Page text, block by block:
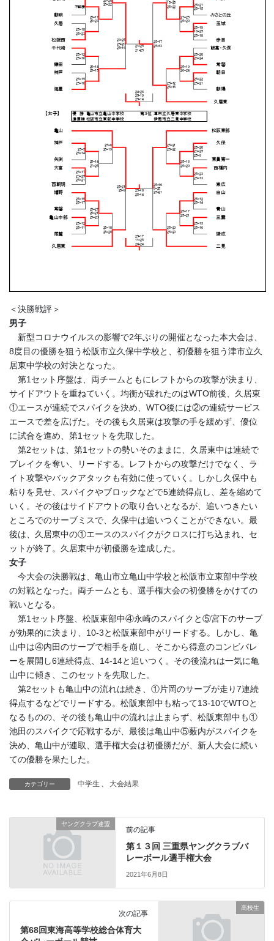
＜決勝戦評＞
男子
新型コロナウイルスの影響で2年ぶりの開催となった本大会は、
8度目の優勝を狙う松阪市立久保中学校と、初優勝を狙う津市立久
居東中学校の対決となった。
第1セット序盤は、両チームともにレフトからの攻撃が決まり、
サイドアウトを重ねていく。均衡が破れたのはWTO前後、久居東
①エースが連続でスパイクを決め、WTO後には②の連続サービス
エースで差を広げた。その後も久居東は攻撃の手を緩めず、優位
に試合を進め、第1セットを先取した。
第2セットは、第1セットの勢いそのままに、久居東中は連続で
ブレイクを奪い、リードする。レフトからの攻撃だけでなく、ラ
イト攻撃やバックアタックも有効に使っていく。しかし久保中も
粘りを見せ、スパイクやブロックなどで5連続得点し、差を縮めて
いく。その後はサイドアウトの取り合いとなるが、追いつきたい
ところでのサーブミスで、久保中は追いつくことができない。最
後は、久居東中の①エースのスパイクがクロスに打ち込まれ、セ
ットが終了。久居東中が初優勝を達成した。
女子
今大会の決勝戦は、亀山市立亀山中学校と松阪市立東部中学校
の対戦となった。両チームとも、選手権大会の初優勝をかけての
戦いとなる。
第1セット序盤、松阪東部中④永崎のスパイクと⑤宮下のサーブ
が効果的に決まり、10-3と松阪東部中がリードする。しかし、亀
山中は④内田のサーブで相手を崩し、そこから得意のコンビバレ
ーを展開し6連続得点、14-14と追いつく。その後流れは一気に亀
山中に傾き、このセットを先取した。
第2セットも亀山中の流れは続き、①片岡のサーブが走り7連続
得点するなどでリードする。松阪東部中も粘って13-10でWTOと
なるものの、その後も亀山中の流れは止まらず、松阪東部中も①
池田のスパイクで応戦するが、最後は亀山中⑤薮内がスパイクを
決め、亀山中が連取、選手権大会は初優勝だが、新人大会に続い
ての優勝を果たした。
カテゴリー 中学生 、 大会結果
ヤングクラブ連盟
前の記事
第１３回 三重県ヤングクラブバ
レーボール選手権大会
2021年6月8日
高校生
次の記事
第68回東海高等学校総合体育大